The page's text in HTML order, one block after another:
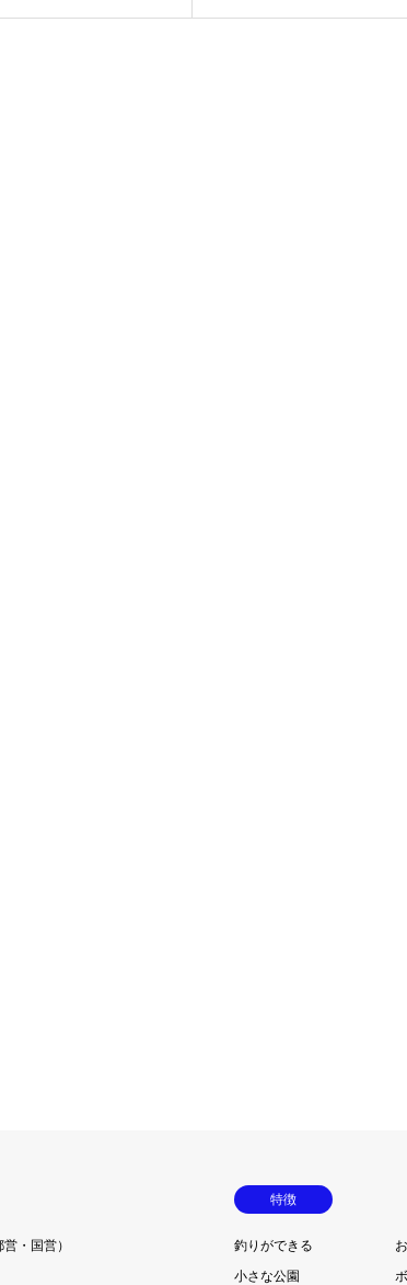
・国営）
特徴
釣りができる
小さな公園